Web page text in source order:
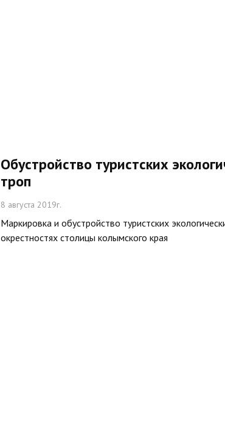
Обустройство туристских
троп
8 августа 2019г.
Маркировка и обустройство туристских
окрестностях столицы колымского края